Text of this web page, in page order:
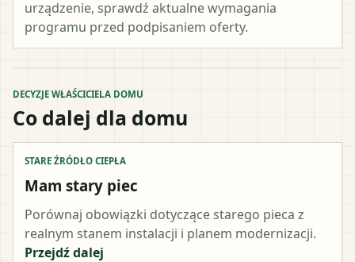
urządzenie, sprawdź aktualne wymagania
programu przed podpisaniem oferty.
DECYZJE WŁAŚCICIELA DOMU
Co dalej dla domu
STARE ŹRÓDŁO CIEPŁA
Mam stary piec
Porównaj obowiązki dotyczące starego pieca z
realnym stanem instalacji i planem modernizacji.
Przejdź dalej